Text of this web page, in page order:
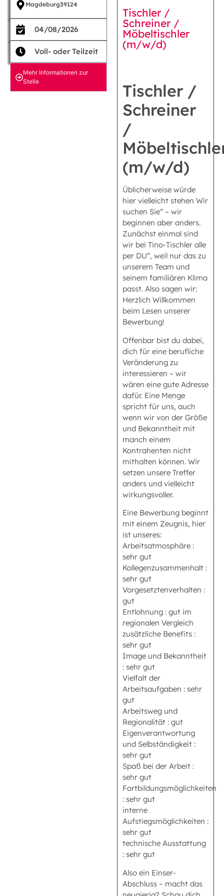
Magdeburg39124
04/08/2026
Voll- oder Teilzeit
Mehr Informationen zur
Stelle
Tischler /
Schreiner /
Möbeltischler
(m/w/d)
Tischler /
Schreiner
/
(m/w/d)
Üblicherweise würde
hier vielleicht stehen Wir
suchen Sie“ – wir
beginnen aber anders.
Zunächst einmal sind
wir bei Tino-Tischler alle
per DU“, weil nur das zu
unserem Team und
seinem familiären Klima
passt. Also sagen wir:
Herzlich Willkommen
beim Lesen unserer
Bewerbung!
Offenbar bist du dabei,
dich für eine berufliche
Veränderung zu
interessieren – wir
wären eine gute Adresse
dafür. Eine Menge
spricht für uns, auch
wenn wir von der Größe
und Bekanntheit mit
manch einem
Kontrahenten nicht
mithalten können. Wir
setzen unsere Treffer
anders und vielleicht
wirkungsvoller.
Eine Bewerbung beginnt
mit einem Zeugnis, hier
ist unseres:
Arbeitsatmosphäre :
sehr gut
Kollegenzusammenhalt :
sehr gut
Vorgesetztenverhalten :
gut
Entlohnung : gut im
regionalen Vergleich
zusätzliche Benefits :
sehr gut
Image und Bekanntheit
: sehr gut
Vielfalt der
Arbeitsaufgaben : sehr
gut
Arbeitsweg und
Regionalität : gut
Eigenverantwortung
und Selbständigkeit :
sehr gut
Spaß bei der Arbeit :
sehr gut
Fortbildungsmöglichkeiten
: sehr gut
interne
Aufstiegsmöglichkeiten :
sehr gut
technische Ausstattung
: sehr gut
Also ein Einser-
Abschluss – macht das